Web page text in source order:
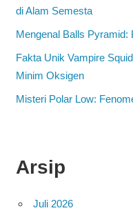
di Alam Semesta
Mengenal Balls Pyramid:
Fakta Unik Vampire
Minim Oksigen
Misteri Polar Low:
Arsip
Juli 2026